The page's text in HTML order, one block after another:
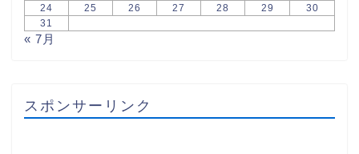
24
25 26 27 28 29
30
31
« 7月
スポンサーリンク